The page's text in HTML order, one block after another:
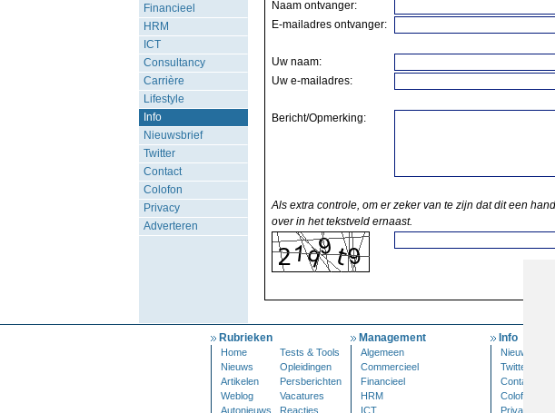
Financieel
HRM
ICT
Consultancy
Carrière
Lifestyle
Info
Nieuwsbrief
Twitter
Contact
Colofon
Privacy
Adverteren
Naam ontvanger:
E-mailadres ontvanger:
Uw naam:
Uw e-mailadres:
Bericht/Opmerking:
Als extra controle, om er zeker van te zijn dat dit een
over in het tekstveld ernaast.
Rubrieken
Home
Tests & Tools
Nieuws
Opleidingen
Artikelen
Persberichten
Weblog
Vacatures
Autonieuws
Reacties
Management
Algemeen
Commercieel
Financieel
HRM
ICT
Info
Nieuwsbrief
Twitter
Contact
Colofon
Privacy